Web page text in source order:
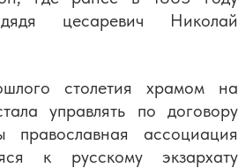
цесаревич Николай
столетия храмом на
управлять по договору
православная ассоциация
к русскому экзархату